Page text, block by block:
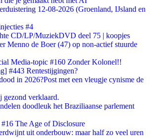
12-08-2026 (Groenland, IJsland en
#4
CD/LP/MuziekDVD deel 75 | koopjes
Menno de Boer (47) op non-actief stuurde
Media-topic #160 Zonder Kolonel!!
#443 Rentestijgingen?
in 2026?Post met een vleugje cynisme de
gezond verklaard.
doodleuk het Braziliaanse parlement
The Age of Disclosure
uit onderbouw: maar half zo veel uren